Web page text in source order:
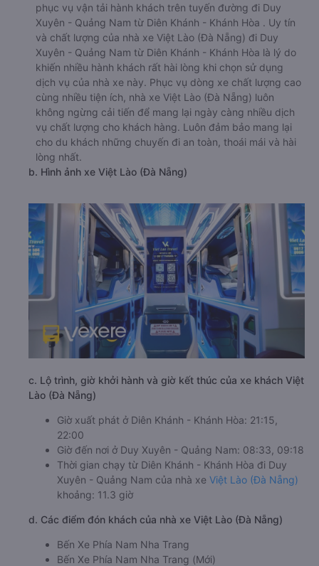
phục vụ vận tải hành khách trên tuyến đường đi Duy
Xuyên - Quảng Nam từ Diên Khánh - Khánh Hòa . Uy tín
và chất lượng của nhà xe Việt Lào (Đà Nẵng) đi Duy
Xuyên - Quảng Nam từ Diên Khánh - Khánh Hòa là lý do
khiến nhiều hành khách rất hài lòng khi chọn sử dụng
dịch vụ của nhà xe này. Phục vụ dòng xe chất lượng cao
cùng nhiều tiện ích, nhà xe Việt Lào (Đà Nẵng) luôn
không ngừng cải tiến để mang lại ngày càng nhiều dịch
vụ chất lượng cho khách hàng. Luôn đảm bảo mang lại
cho du khách những chuyến đi an toàn, thoái mái và hài
lòng nhất.
b. Hình ảnh xe Việt Lào (Đà Nẵng)
c. Lộ trình, giờ khởi hành và giờ kết thúc của xe khách Việt
Lào (Đà Nẵng)
Giờ xuất phát ở Diên Khánh - Khánh Hòa: 21:15,
22:00
Giờ đến nơi ở Duy Xuyên - Quảng Nam: 08:33, 09:18
Thời gian chạy từ Diên Khánh - Khánh Hòa đi Duy
Xuyên - Quảng Nam của nhà xe Việt Lào (Đà Nẵng)
khoảng: 11.3 giờ
d. Các điểm đón khách của nhà xe Việt Lào (Đà Nẵng)
Bến Xe Phía Nam Nha Trang
Bến Xe Phía Nam Nha Trang (Mới)